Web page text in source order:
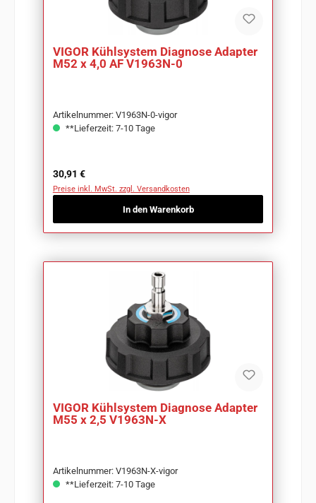
VIGOR Kühlsystem Diagnose Adapter
M52 x 4,0 AF V1963N-0
Artikelnummer: V1963N-0-vigor
**Lieferzeit: 7-10 Tage
Regulärer Preis:
30,91 €
Preise inkl. MwSt. zzgl. Versandkosten
In den Warenkorb
VIGOR Kühlsystem Diagnose Adapter
M55 x 2,5 V1963N-X
Artikelnummer: V1963N-X-vigor
**Lieferzeit: 7-10 Tage